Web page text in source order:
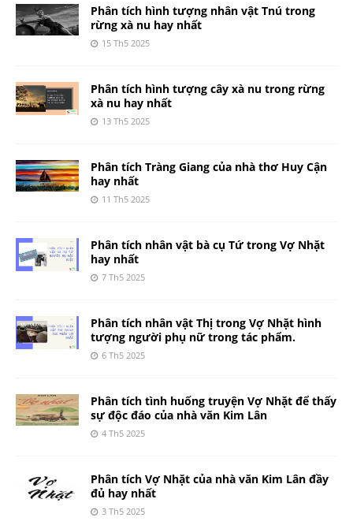
Phân tích hình tượng nhân vật Tnú trong
rừng xà nu hay nhất
15 Th5 2025
Phân tích hình tượng cây xà nu trong rừng
xà nu hay nhất
13 Th5 2025
Phân tích Tràng Giang của nhà thơ Huy Cận
hay nhất
11 Th5 2025
Phân tích nhân vật bà cụ Tứ trong Vợ Nhặt
hay nhất
7 Th5 2025
Phân tích nhân vật Thị trong Vợ Nhặt hình
tượng người phụ nữ trong tác phẩm.
6 Th5 2025
Phân tích tình huống truyện Vợ Nhặt để thấy
sự độc đáo của nhà văn Kim Lân
4 Th5 2025
Phân tích Vợ Nhặt của nhà văn Kim Lân đầy
đủ hay nhất
3 Th5 2025